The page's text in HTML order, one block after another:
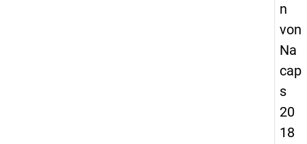
n
von
Na
cap
s
20
18